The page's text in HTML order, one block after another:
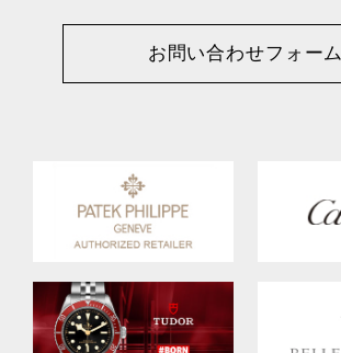
お問い合わせフォーム